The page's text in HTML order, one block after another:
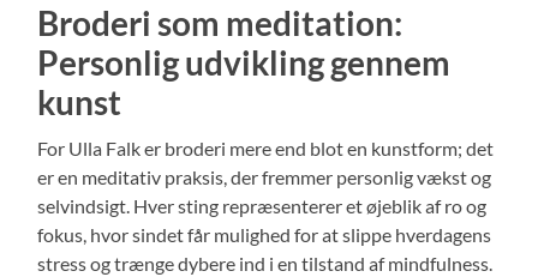
Broderi som meditation:
Personlig udvikling gennem
kunst
For Ulla Falk er broderi mere end blot en kunstform; det
er en meditativ praksis, der fremmer personlig vækst og
selvindsigt. Hver sting repræsenterer et øjeblik af ro og
fokus, hvor sindet får mulighed for at slippe hverdagens
stress og trænge dybere ind i en tilstand af mindfulness.